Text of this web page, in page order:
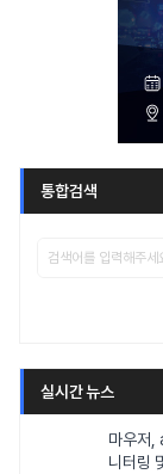
통합검색
실시간 뉴스
마우저,
니터링